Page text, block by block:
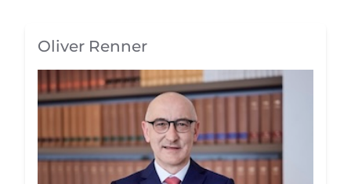
Oliver Renner